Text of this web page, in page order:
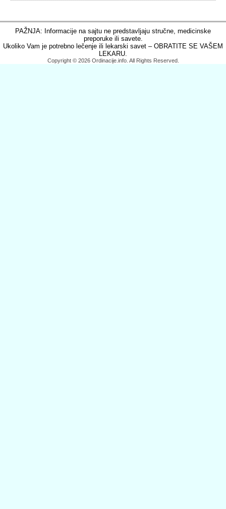
PAŽNJA: Informacije na sajtu ne predstavljaju stručne, medicinske
preporuke ili savete.
Ukoliko Vam je potrebno lečenje ili lekarski savet – OBRATITE SE VAŠEM
LEKARU.
Copyright © 2026 Ordinacije.info. All Rights Reserved.